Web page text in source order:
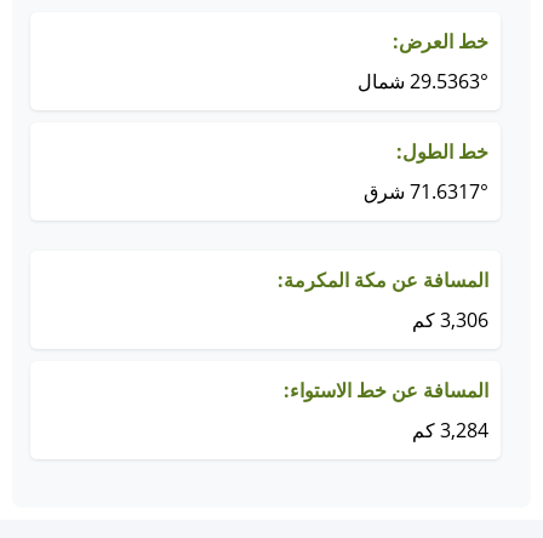
خط العرض:
29.5363° شمال
خط الطول:
71.6317° شرق
المسافة عن مكة المكرمة:
3,306 كم
المسافة عن خط الاستواء:
3,284 كم